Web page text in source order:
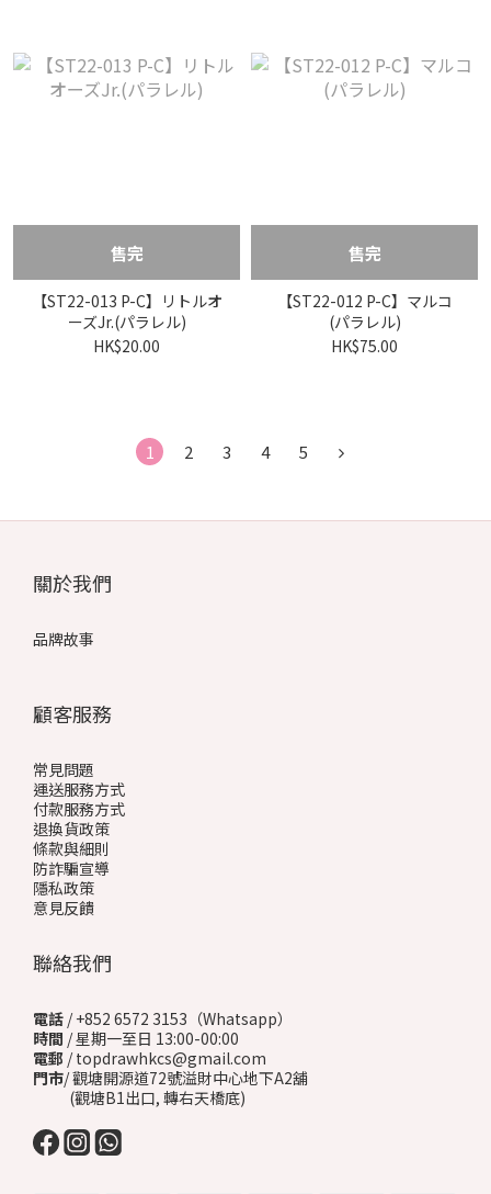
售完
【ST22-013 P-C】リトルオ
ーズJr.(パラレル)
HK$20.00
售完
【ST22-012 P-C】マルコ
(パラレル)
HK$75.00
1 2 3 4 5
關於我們
品牌故事
顧客服務
常見問題
運送服務方式
付款服務方式
退換貨政策
條款與細則
防詐騙宣導
隱私政策
意見反饋
聯絡我們
電話 / +852 6572 3153（Whatsapp）
時間 / 星期一至日 13:00-00:00
電郵 / topdrawhkcs@gmail.com
門市/ 觀塘開源道72號溢財中心地下A2舖
(觀塘B1出口, 轉右天橋底)